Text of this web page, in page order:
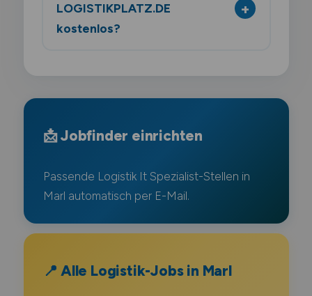
LOGISTIKPLATZ.DE
kostenlos?
📩 Jobfinder einrichten
Passende Logistik It Spezialist-Stellen in
Marl automatisch per E-Mail.
📍 Alle Logistik-Jobs in Marl